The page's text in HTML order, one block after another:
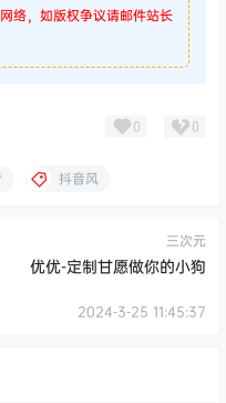
络，如版权争议请邮件站长
0 0
抖音风
三次元
优优-定制甘愿做你的小狗
2024-3-25 11:45:37